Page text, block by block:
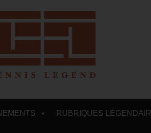
RUBRIQUES